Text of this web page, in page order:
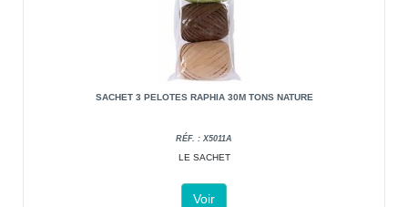
SACHET 3 PELOTES RAPHIA 30M TONS NATURE
RÉF. : X5011A
LE SACHET
Voir